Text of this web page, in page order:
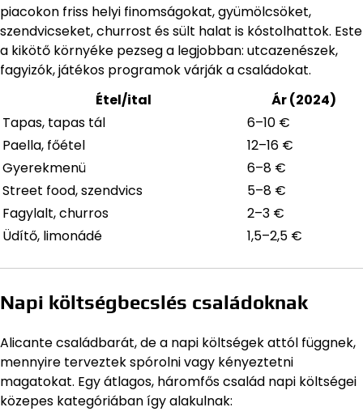
piacokon friss helyi finomságokat, gyümölcsöket,
szendvicseket, churrost és sült halat is kóstolhattok. Este
a kikötő környéke pezseg a legjobban: utcazenészek,
fagyizók, játékos programok várják a családokat.
Étel/ital
Ár (2024)
Tapas, tapas tál
6–10 €
Paella, főétel
12–16 €
Gyerekmenü
6–8 €
Street food, szendvics
5–8 €
Fagylalt, churros
2–3 €
Üdítő, limonádé
1,5–2,5 €
Napi költségbecslés családoknak
Alicante családbarát, de a napi költségek attól függnek,
mennyire terveztek spórolni vagy kényeztetni
magatokat. Egy átlagos, háromfős család napi költségei
közepes kategóriában így alakulnak: